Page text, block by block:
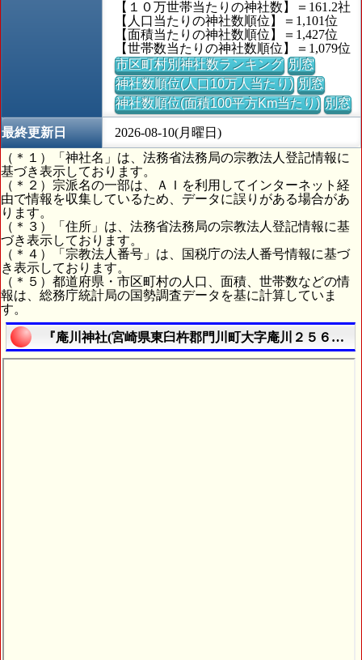
【１０万世帯当たりの神社数】＝161.2社
【人口当たりの神社数順位】＝1,101位
【面積当たりの神社数順位】＝1,427位
【世帯数当たりの神社数順位】＝1,079位
市区町村別神社数ランキング 別窓
神社数順位(人口10万人当たり) 別窓
神社数順位(面積100平方Km当たり) 別窓
最終更新日
2026-08-10(月曜日)
（＊１）「神社名」は、法務省法務局の宗教法人登記情報に
基づき表示しております。
（＊２）宗派名の一部は、ＡＩを利用してインターネット経
由で情報を収集しているため、データに誤りがある場合があ
ります。
（＊３）「住所」は、法務省法務局の宗教法人登記情報に基
づき表示しております。
（＊４）「宗教法人番号」は、国税庁の法人番号情報に基づ
き表示しております。
（＊５）都道府県・市区町村の人口、面積、世帯数などの情
報は、総務庁統計局の国勢調査データを基に計算していま
す。
『庵川神社(宮崎県東臼杵郡門川町大字庵川２５６５